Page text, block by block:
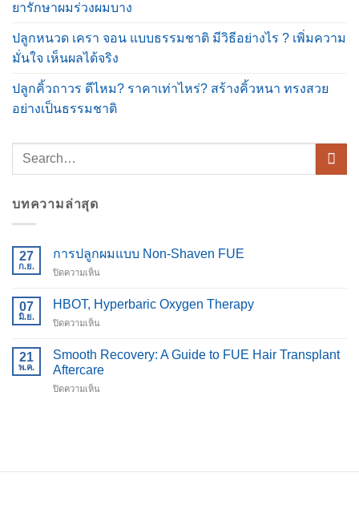
ยารักษาผมร่วงผมบาง
ปลูกหนวด เครา จอน แบบธรรมชาติ มีวิธีอย่างไร ? เพิ่มความ
มั่นใจ เห็นผลได้จริง
ปลูกคิ้วถาวร ดีไหม? ราคาเท่าไหร่? สร้างคิ้วหนา ทรงสวย
อย่างเป็นธรรมชาติ
บทความล่าสุด
27
ก.ย.
การปลูกผมแบบ Non-Shaven FUE
ปิดความเห็น
ปลูก
ผม
แบบ
Shaven
FUE
07
มิ.ย.
HBOT, Hyperbaric Oxygen Therapy
ปิดความเห็น
Hyperbaric
Therapy
21
พ.ค.
Smooth Recovery: A Guide to FUE Hair Transplant
Aftercare
ปิดความเห็น
FUE